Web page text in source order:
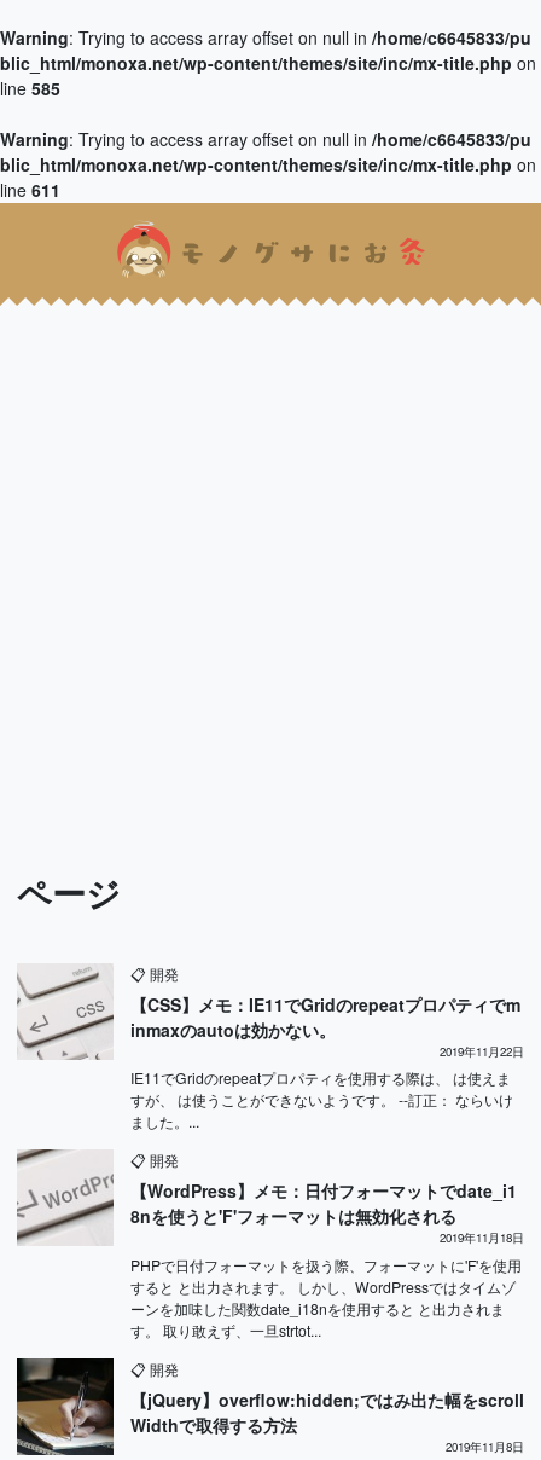
Warning: Trying to access array offset on null in /home/c6645833/pu
blic_html/monoxa.net/wp-content/themes/site/inc/mx-title.php on
line 585
Warning: Trying to access array offset on null in /home/c6645833/pu
blic_html/monoxa.net/wp-content/themes/site/inc/mx-title.php on
line 611
ページ
📋 開発
【CSS】メモ：IE11でGridのrepeatプロパティでm
inmaxのautoは効かない。
2019年11月22日
IE11でGridのrepeatプロパティを使用する際は、 は使えま
すが、 は使うことができないようです。 --訂正： ならいけ
ました。...
📋 開発
【WordPress】メモ：日付フォーマットでdate_i1
8nを使うと'F'フォーマットは無効化される
2019年11月18日
PHPで日付フォーマットを扱う際、フォーマットに'F'を使用
すると と出力されます。 しかし、WordPressではタイムゾ
ーンを加味した関数date_i18nを使用すると と出力されま
す。 取り敢えず、一旦strtot...
📋 開発
【jQuery】overflow:hidden;ではみ出た幅をscroll
Widthで取得する方法
2019年11月8日